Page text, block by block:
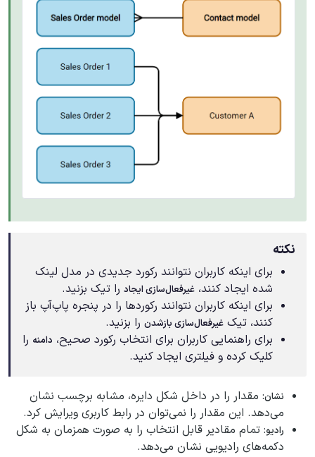
نکته
برای اینکه کاربران نتوانند رکورد جدیدی در مدل لینک
شده ایجاد کنند، غیرفعال‌سازی ایجاد را تیک بزنید.
برای اینکه کاربران نتوانند رکوردها را در پنجره پاپ‌آپ باز
کنند، تیک غیرفعال‌سازی بازشدن را بزنید.
برای راهنمایی کاربران برای انتخاب رکورد صحیح، دامنه را
کلیک کرده و فیلتری ایجاد کنید.
نشان: مقدار را در داخل شکل دایره، مشابه برچسب نشان
می‌دهد. این مقدار را نمی‌توان در رابط کاربری ویرایش کرد.
رادیو: تمام مقادیر قابل انتخاب را به صورت همزمان به شکل
دکمه‌های رادیویی نشان می‌دهد.